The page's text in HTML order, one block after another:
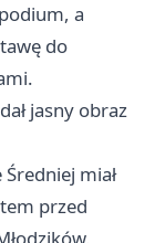
a
do
jasny obraz
miał
przed